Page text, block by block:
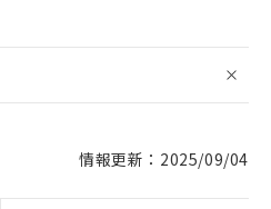
情報更新：2025/09/04